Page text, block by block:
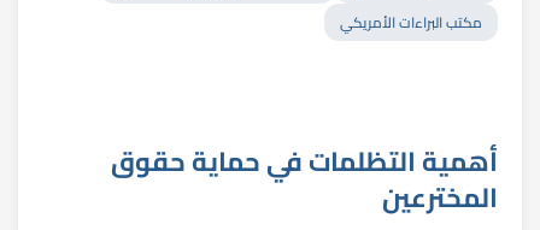
مكتب البراءات الأمريكي
أهمية التظلمات في حماية حقوق
المخترعين